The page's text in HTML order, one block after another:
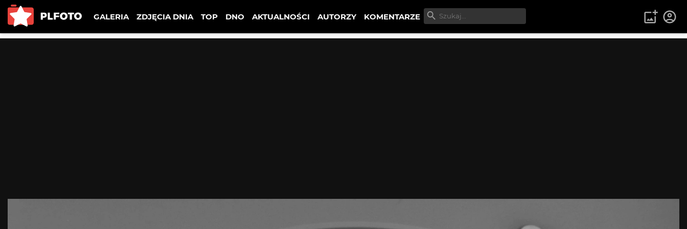
GALERIA ZDJĘCIA DNIA TOP DNO AKTUALNOŚCI AUTORZY KOMENTARZE